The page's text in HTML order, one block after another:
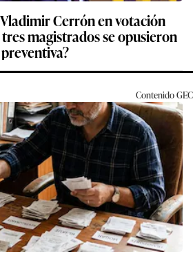
Cerrón en votación
magistrados se opusieron
ContenidoGEC